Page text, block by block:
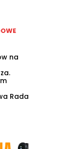
na
Rada